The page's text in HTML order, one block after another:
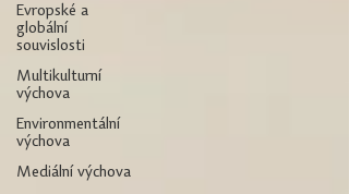
Evropské a
globální
souvislosti
Multikulturní
výchova
Environmentální
výchova
Mediální výchova